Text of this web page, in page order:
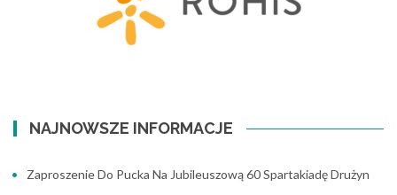
NAJNOWSZE INFORMACJE
Zaproszenie Do Pucka Na Jubileuszową 60 Spartakiadę Drużyn